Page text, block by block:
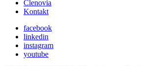
Členovia
Kontakt
facebook
linkedin
instagram
youtube